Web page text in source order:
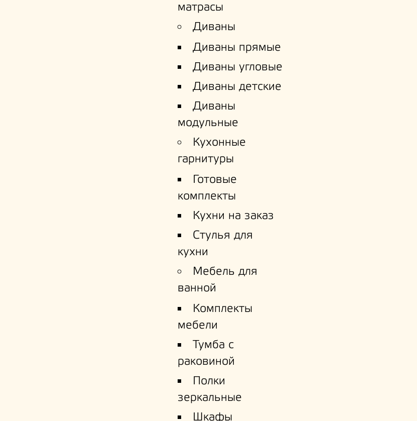
матрасы
Диваны
Диваны прямые
Диваны угловые
Диваны детские
Диваны
модульные
Кухонные
гарнитуры
Готовые
комплекты
Кухни на заказ
Стулья для
кухни
Мебель для
ванной
Комплекты
мебели
Тумба с
раковиной
Полки
зеркальные
Шкафы